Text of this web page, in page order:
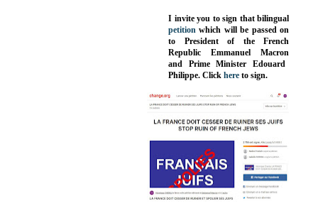
I invite you to sign that bilingual
petition which will be passed on
to President of the French
Republic Emmanuel Macron
and Prime Minister Edouard
Philippe. Click here to sign.